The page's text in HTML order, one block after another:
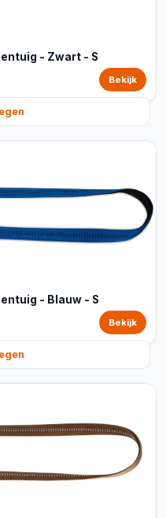
- Zwart - S
Bekijk
- Blauw - S
Bekijk